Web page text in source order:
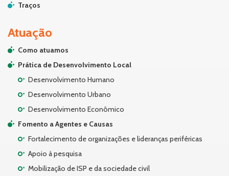
Traços
Atuação
Como atuamos
Prática de Desenvolvimento Local
Desenvolvimento Humano
Desenvolvimento Urbano
Desenvolvimento Econômico
Fomento a Agentes e Causas
Fortalecimento de organizações e lideranças periféricas
Apoio à pesquisa
Mobilização de ISP e da sociedade civil